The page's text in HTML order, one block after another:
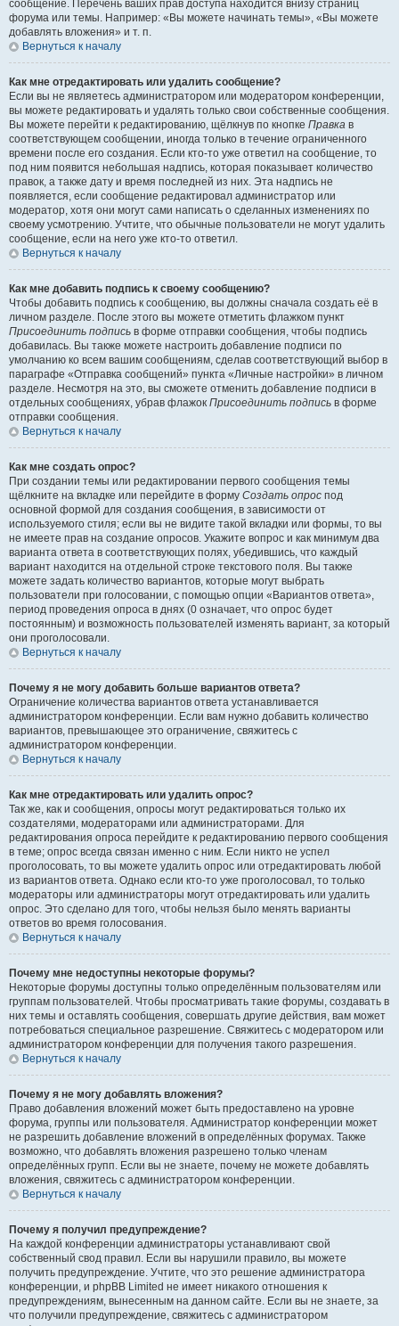
сообщение. Перечень ваших прав доступа находится внизу страниц
форума или темы. Например: «Вы можете начинать темы», «Вы можете
добавлять вложения» и т. п.
Вернуться к началу
Как мне отредактировать или удалить сообщение?
Если вы не являетесь администратором или модератором конференции,
вы можете редактировать и удалять только свои собственные сообщения.
Вы можете перейти к редактированию, щёлкнув по кнопке Правка в
соответствующем сообщении, иногда только в течение ограниченного
времени после его создания. Если кто-то уже ответил на сообщение, то
под ним появится небольшая надпись, которая показывает количество
правок, а также дату и время последней из них. Эта надпись не
появляется, если сообщение редактировал администратор или
модератор, хотя они могут сами написать о сделанных изменениях по
своему усмотрению. Учтите, что обычные пользователи не могут удалить
сообщение, если на него уже кто-то ответил.
Вернуться к началу
Как мне добавить подпись к своему сообщению?
Чтобы добавить подпись к сообщению, вы должны сначала создать её в
личном разделе. После этого вы можете отметить флажком пункт
Присоединить подпись в форме отправки сообщения, чтобы подпись
добавилась. Вы также можете настроить добавление подписи по
умолчанию ко всем вашим сообщениям, сделав соответствующий выбор в
параграфе «Отправка сообщений» пункта «Личные настройки» в личном
разделе. Несмотря на это, вы сможете отменить добавление подписи в
отдельных сообщениях, убрав флажок Присоединить подпись в форме
отправки сообщения.
Вернуться к началу
Как мне создать опрос?
При создании темы или редактировании первого сообщения темы
щёлкните на вкладке или перейдите в форму Создать опрос под
основной формой для создания сообщения, в зависимости от
используемого стиля; если вы не видите такой вкладки или формы, то вы
не имеете прав на создание опросов. Укажите вопрос и как минимум два
варианта ответа в соответствующих полях, убедившись, что каждый
вариант находится на отдельной строке текстового поля. Вы также
можете задать количество вариантов, которые могут выбрать
пользователи при голосовании, с помощью опции «Вариантов ответа»,
период проведения опроса в днях (0 означает, что опрос будет
постоянным) и возможность пользователей изменять вариант, за который
они проголосовали.
Вернуться к началу
Почему я не могу добавить больше вариантов ответа?
Ограничение количества вариантов ответа устанавливается
администратором конференции. Если вам нужно добавить количество
вариантов, превышающее это ограничение, свяжитесь с
администратором конференции.
Вернуться к началу
Как мне отредактировать или удалить опрос?
Так же, как и сообщения, опросы могут редактироваться только их
создателями, модераторами или администраторами. Для
редактирования опроса перейдите к редактированию первого сообщения
в теме; опрос всегда связан именно с ним. Если никто не успел
проголосовать, то вы можете удалить опрос или отредактировать любой
из вариантов ответа. Однако если кто-то уже проголосовал, то только
модераторы или администраторы могут отредактировать или удалить
опрос. Это сделано для того, чтобы нельзя было менять варианты
ответов во время голосования.
Вернуться к началу
Почему мне недоступны некоторые форумы?
Некоторые форумы доступны только определённым пользователям или
группам пользователей. Чтобы просматривать такие форумы, создавать в
них темы и оставлять сообщения, совершать другие действия, вам может
потребоваться специальное разрешение. Свяжитесь с модератором или
администратором конференции для получения такого разрешения.
Вернуться к началу
Почему я не могу добавлять вложения?
Право добавления вложений может быть предоставлено на уровне
форума, группы или пользователя. Администратор конференции может
не разрешить добавление вложений в определённых форумах. Также
возможно, что добавлять вложения разрешено только членам
определённых групп. Если вы не знаете, почему не можете добавлять
вложения, свяжитесь с администратором конференции.
Вернуться к началу
Почему я получил предупреждение?
На каждой конференции администраторы устанавливают свой
собственный свод правил. Если вы нарушили правило, вы можете
получить предупреждение. Учтите, что это решение администратора
конференции, и phpBB Limited не имеет никакого отношения к
предупреждениям, вынесенным на данном сайте. Если вы не знаете, за
что получили предупреждение, свяжитесь с администратором